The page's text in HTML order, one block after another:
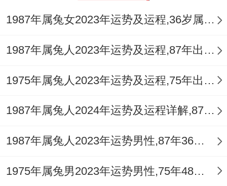
1987年属兔女2023年运势及运程,36岁属兔人2023全年每月运势女性如何
1987年属兔人2023年运势及运程,87年出生的36岁生肖兔2023年本命年每月运势详解
1975年属兔人2023年运势及运程,75年出生的48岁生肖兔2023年本命年每月运势详解
1987年属兔人2024年运势及运程详解,87年出生37岁肖兔人在2024全年每月运势完整版
1987年属兔人2023年运势男性,87年36岁属兔男2023年每月运程怎么样
1975年属兔男2023年运势男性,75年48岁属兔男2023年每月运程怎么样